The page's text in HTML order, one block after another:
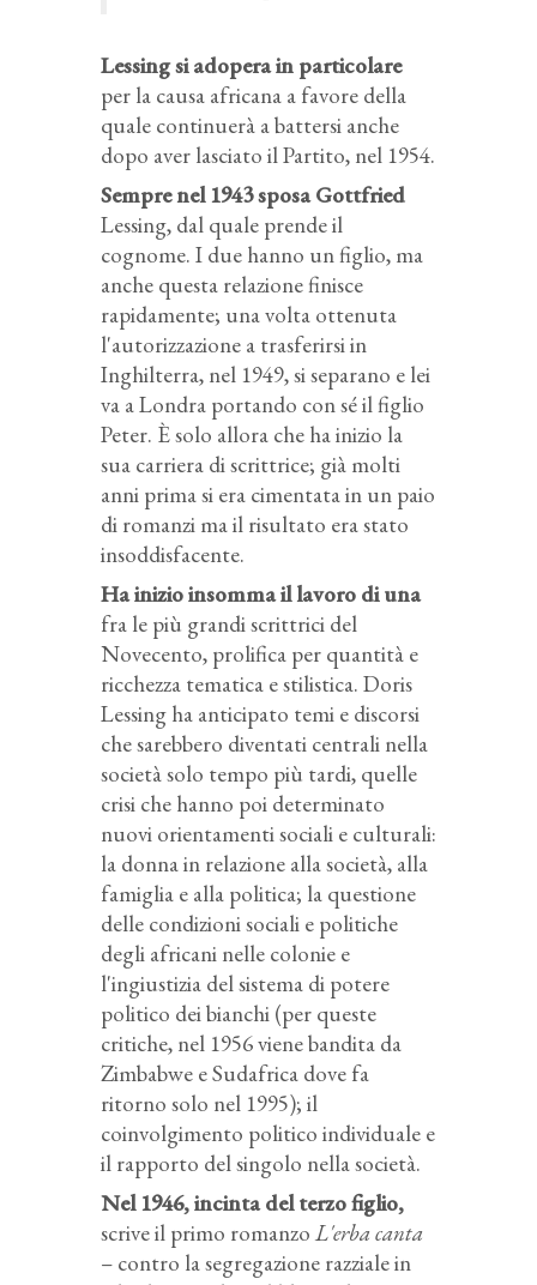
Lessing si adopera in particolare
per la causa africana a favore della
quale continuerà a battersi anche
dopo aver lasciato il Partito, nel 1954.
Sempre nel 1943 sposa Gottfried
Lessing, dal quale prende il
cognome. I due hanno un figlio, ma
anche questa relazione finisce
rapidamente; una volta ottenuta
l'autorizzazione a trasferirsi in
Inghilterra, nel 1949, si separano e lei
va a Londra portando con sé il figlio
Peter. È solo allora che ha inizio la
sua carriera di scrittrice; già molti
anni prima si era cimentata in un paio
di romanzi ma il risultato era stato
insoddisfacente.
Ha inizio insomma il lavoro di una
fra le più grandi scrittrici del
Novecento, prolifica per quantità e
ricchezza tematica e stilistica. Doris
Lessing ha anticipato temi e discorsi
che sarebbero diventati centrali nella
società solo tempo più tardi, quelle
crisi che hanno poi determinato
nuovi orientamenti sociali e culturali:
la donna in relazione alla società, alla
famiglia e alla politica; la questione
delle condizioni sociali e politiche
degli africani nelle colonie e
l'ingiustizia del sistema di potere
politico dei bianchi (per queste
critiche, nel 1956 viene bandita da
Zimbabwe e Sudafrica dove fa
ritorno solo nel 1995); il
coinvolgimento politico individuale e
il rapporto del singolo nella società.
Nel 1946, incinta del terzo figlio,
scrive il primo romanzo L'erba canta
– contro la segregazione razziale in